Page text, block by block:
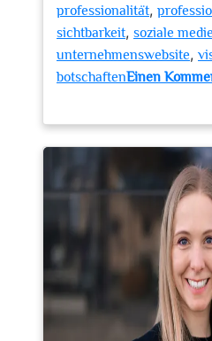
professionalität,
sichtbarkeit, soziale
unternehmenswebsite,
botschaftenEinen
Darstellung
Ihren
Erfolg